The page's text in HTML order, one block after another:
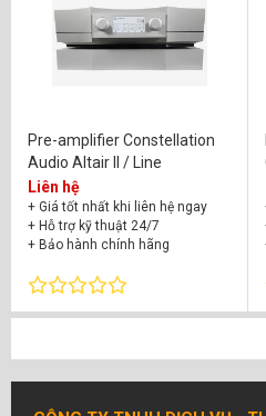
Pre-amplifier Constellation
Audio Altair II / Line
Liên hệ
+ Giá tốt nhất khi liên hệ ngay
+ Hỗ trợ kỹ thuật 24/7
+ Bảo hành chính hãng